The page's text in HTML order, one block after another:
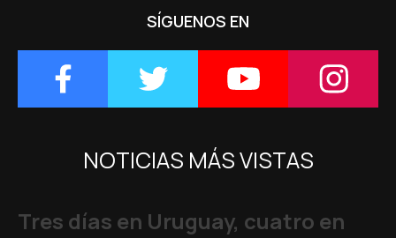
SÍGUENOS EN
NOTICIAS MÁS VISTAS
Tres días en Uruguay, cuatro en